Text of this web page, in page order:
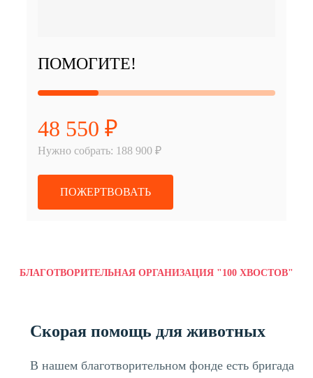
ПОМОГИТЕ!
48 550 ₽
Нужно собрать: 188 900 ₽
ПОЖЕРТВОВАТЬ
БЛАГОТВОРИТЕЛЬНАЯ ОРГАНИЗАЦИЯ "100 ХВОСТОВ"
Скорая помощь для животных
В нашем благотворительном фонде есть бригада